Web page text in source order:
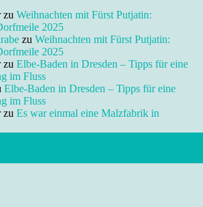
zu Weihnachten mit Fürst Putjatin:
2025
zu Weihnachten mit Fürst Putjatin:
2025
zu Elbe-Baden in Dresden – Tipps für eine
im Fluss
Elbe-Baden in Dresden – Tipps für eine
im Fluss
zu Es war einmal eine Malzfabrik in